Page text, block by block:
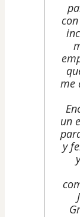
me
un
y